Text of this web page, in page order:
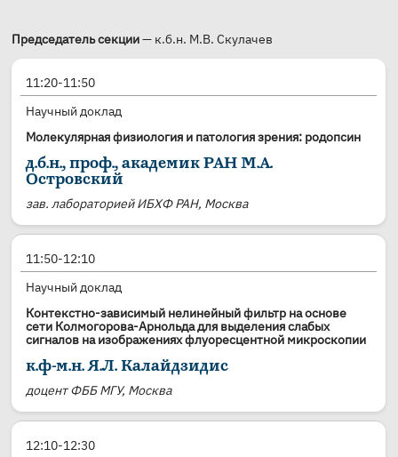
Председатель секции— к.б.н. М.В. Скулачев
11:20-11:50
Научный доклад
Молекулярная физиология и патология зрения: родопсин
д.б.н., проф., академик РАН М.А.
Островский
зав. лабораторией ИБХФ РАН, Москва
11:50-12:10
Научный доклад
Контекстно-зависимый нелинейный фильтр на основе
сети Колмогорова-Арнольда для выделения слабых
сигналов на изображениях флуоресцентной микроскопии
к.ф-м.н. Я.Л. Калайдзидис
доцент ФББ МГУ, Москва
12:10-12:30